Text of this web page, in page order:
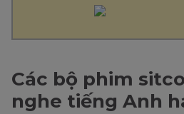
Các bộ phim
nghe tiếng Anh